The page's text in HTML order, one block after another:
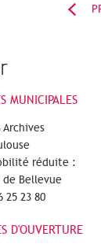
MUNICIPALES
Archives
réduite :
de Bellevue
25 23 80
D'OUVERTURE